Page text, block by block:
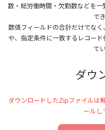
数・総労働時間・欠勤数などを
で
数値フィールドの合計だけでな
や、指定条件に一致するレコー
て
ダウ
ダウンロードしたZipファイルは
ールし